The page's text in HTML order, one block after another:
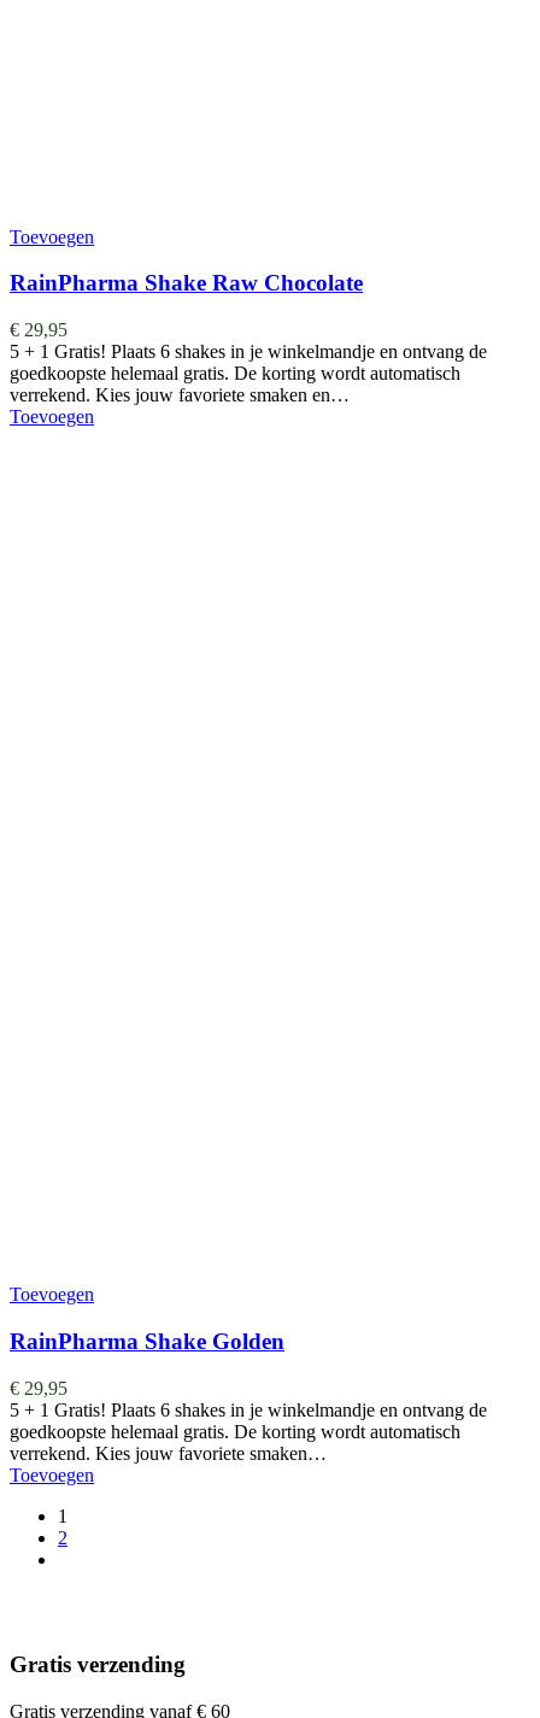
Toevoegen
RainPharma Shake Raw Chocolate
€ 29,95
5 + 1 Gratis! Plaats 6 shakes in je winkelmandje en ontvang de
goedkoopste helemaal gratis. De korting wordt automatisch
verrekend. Kies jouw favoriete smaken en…
Toevoegen
Toevoegen
RainPharma Shake Golden
€ 29,95
5 + 1 Gratis! Plaats 6 shakes in je winkelmandje en ontvang de
goedkoopste helemaal gratis. De korting wordt automatisch
verrekend. Kies jouw favoriete smaken…
Toevoegen
1
2
Gratis verzending
Gratis verzending vanaf € 60